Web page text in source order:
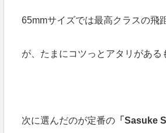
65mmサイズでは最高クラスの飛
が、たまにコツっとアタリがある
次に選んだのが定番の「Sasuke